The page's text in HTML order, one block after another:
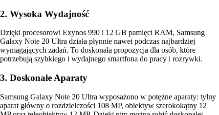
2. Wysoka Wydajność
Dzięki procesorowi Exynos 990 i 12 GB pamięci RAM, Samsung
Galaxy Note 20 Ultra działa płynnie nawet podczas najbardziej
wymagających zadań. To doskonała propozycja dla osób, które
potrzebują szybkiego i wydajnego smartfona do pracy i rozrywki.
3. Doskonałe Aparaty
Samsung Galaxy Note 20 Ultra wyposażono w potężne aparaty: tylny
aparat główny o rozdzielczości 108 MP, obiektyw szerokokątny 12